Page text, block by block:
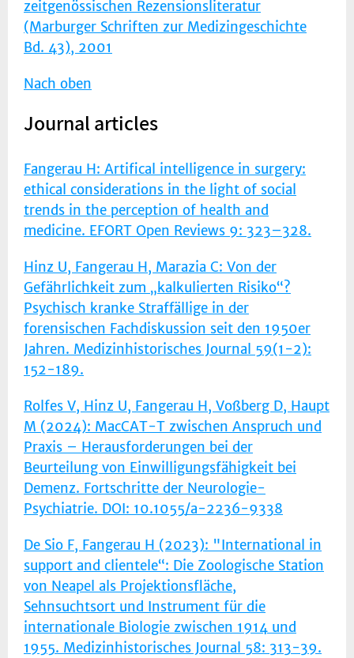
zeitgenössischen Rezensionsliteratur
(Marburger Schriften zur Medizingeschichte
Bd. 43), 2001
Nach oben
Journal articles
Fangerau H: Artifical intelligence in surgery:
ethical considerations in the light of social
trends in the perception of health and
medicine. EFORT Open Reviews 9: 323–328.
Hinz U, Fangerau H, Marazia C: Von der
Gefährlichkeit zum „kalkulierten Risiko“?
Psychisch kranke Straffällige in der
forensischen Fachdiskussion seit den 1950er
Jahren. Medizinhistorisches Journal 59(1-2):
152-189.
Rolfes V, Hinz U, Fangerau H, Voßberg D, Haupt
M (2024): MacCAT-T zwischen Anspruch und
Praxis – Herausforderungen bei der
Beurteilung von Einwilligungsfähigkeit bei
Demenz. Fortschritte der Neurologie-
Psychiatrie. DOI: 10.1055/a-2236-9338
De Sio F, Fangerau H (2023): "International in
support and clientele“: Die Zoologische Station
von Neapel als Projektionsfläche,
Sehnsuchtsort und Instrument für die
internationale Biologie zwischen 1914 und
1955. Medizinhistorisches Journal 58: 313-39.